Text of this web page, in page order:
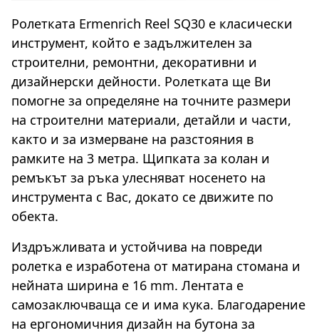
Ролетката Ermenrich Reel SQ30 е класически
инструмент, който е задължителен за
строителни, ремонтни, декоративни и
дизайнерски дейности. Ролетката ще Ви
помогне за определяне на точните размери
на строителни материали, детайли и части,
както и за измерване на разстояния в
рамките на 3 метра. Щипката за колан и
ремъкът за ръка улесняват носенето на
инструмента с Вас, докато се движите по
обекта.
Издръжливата и устойчива на повреди
ролетка е изработена от матирана стомана и
нейната ширина е 16 mm. Лентата е
самозаключваща се и има кука. Благодарение
на ергономичния дизайн на бутона за